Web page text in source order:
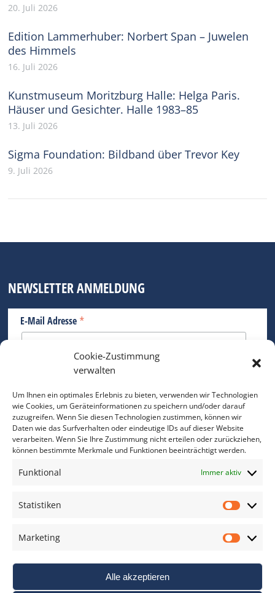
Cookie-Zustimmung
verwalten
Um Ihnen ein optimales Erlebnis zu bieten, verwenden wir Technologien
wie Cookies, um Geräteinformationen zu speichern und/oder darauf
zuzugreifen. Wenn Sie diesen Technologien zustimmen, können wir
Daten wie das Surfverhalten oder eindeutige IDs auf dieser Website
verarbeiten. Wenn Sie Ihre Zustimmung nicht erteilen oder zurückziehen,
können bestimmte Merkmale und Funktionen beeinträchtigt werden.
Funktional Immer aktiv
Statistiken
Marketing
Alle akzeptieren
20. Juli 2026
Edition Lammerhuber: Norbert Span – Juwelen
des Himmels
16. Juli 2026
Kunstmuseum Moritzburg Halle: Helga Paris.
Häuser und Gesichter. Halle 1983–85
13. Juli 2026
Sigma Foundation: Bildband über Trevor Key
9. Juli 2026
NEWSLETTER ANMELDUNG
E-Mail Adresse *
Bitte geben Sie Ihre E-Mail Adresse ein.
*